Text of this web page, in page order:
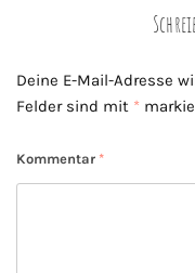
Deine E-Mail-Adresse
Felder sind mit *
Kommentar *